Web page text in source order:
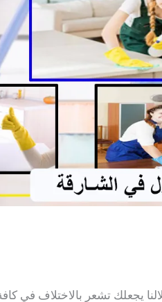
يجعلك تشعر بالاختلاف في